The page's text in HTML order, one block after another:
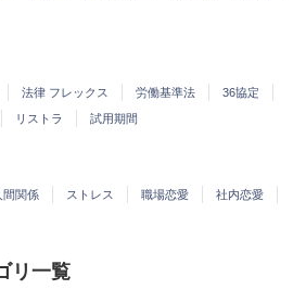
法律 フレックス 労働基準法
36協定
リストラ 試用期間
間関係 ストレス 職場恋愛
社内恋愛
リ一覧